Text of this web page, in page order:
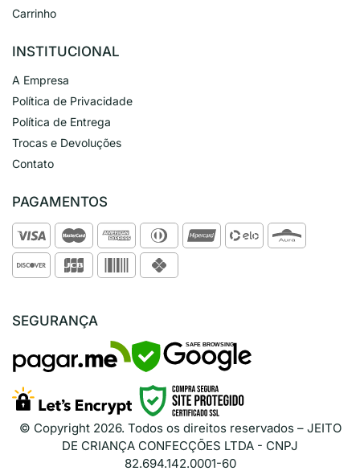
Carrinho
INSTITUCIONAL
A Empresa
Política de Privacidade
Política de Entrega
Trocas e Devoluções
Contato
PAGAMENTOS
SEGURANÇA
SAFE BROWSING
© Copyright 2026. Todos os direitos reservados – JEITO
DE CRIANÇA CONFECÇÕES LTDA - CNPJ
82.694.142.0001-60